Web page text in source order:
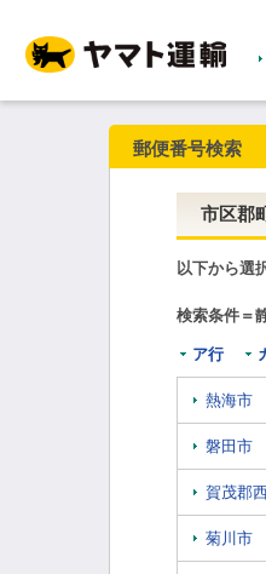
郵便番号検索
市区郡
以下から選
検索条件＝
ア行
熱海市
磐田市
賀茂郡
菊川市